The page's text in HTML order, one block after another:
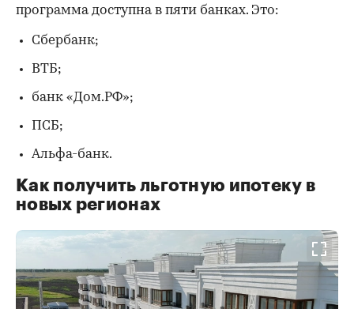
программа доступна в пяти банках. Это:
Сбербанк;
ВТБ;
банк «Дом.РФ»;
ПСБ;
Альфа-банк.
Как получить льготную ипотеку в
новых регионах